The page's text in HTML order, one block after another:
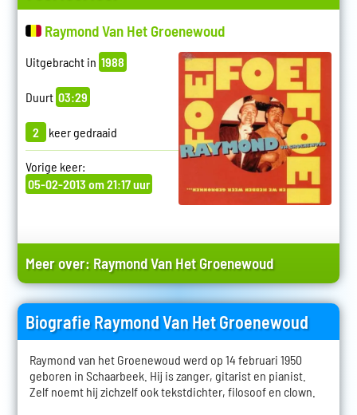
Raymond Van Het Groenewoud
Uitgebracht in 1988
Duurt 03:29
2 keer gedraaid
Vorige keer:
05-02-2013 om 21:17 uur
Meer over: Raymond Van Het Groenewoud
Biografie Raymond Van Het Groenewoud
Raymond van het Groenewoud werd op 14 februari 1950
geboren in Schaarbeek. Hij is zanger, gitarist en pianist.
Zelf noemt hij zichzelf ook tekstdichter, filosoof en clown.